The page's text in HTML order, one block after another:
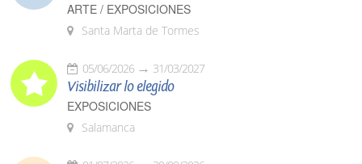
ARTE / EXPOSICIONES
Santa Marta de Tormes
05/06/2026 31/03/2027
Visibilizar lo elegido
EXPOSICIONES
Salamanca